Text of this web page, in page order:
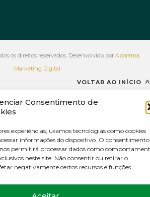
Consentimento de
experiências, usamos tecnologias como cookies
informações do dispositivo. O consentimento
nos permitirá processar dados como
neste site. Não consentir ou retirar o
negativamente certos recursos e funções.
os direitos reservados. Desenvolvido por Aporama
Marketing Digital
VOLTAR AO INÍCIO